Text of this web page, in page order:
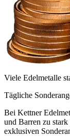
Viele Edelmetalle
Tägliche
Bei Kettner
und Barren zu
exklusiven